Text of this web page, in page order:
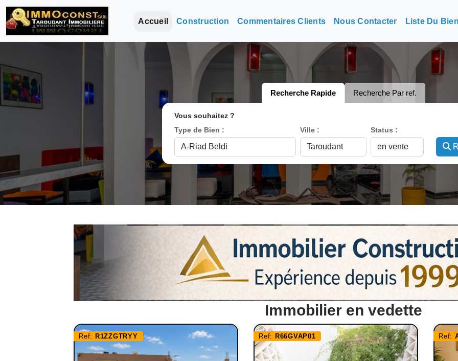
Accueil Construction Commentaires Clients Nous Contacter Liste Du
Recherche Rapide Recherche Par ref.
Vous souhaitez ?
Type de Bien :
Ville : Status :
Immobilier en vedette
Ref: R1ZZGTRYY Ref: R66GVAP01 Ref: